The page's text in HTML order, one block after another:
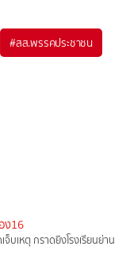
#สส.พรรคประชาชน
ง16
บเหตุ กราดยิงโรงเรียนย่าน